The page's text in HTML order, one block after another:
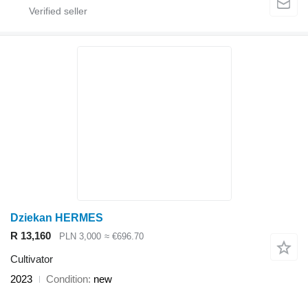
Dziekan HERMES
R 13,160
PLN 3,000 ≈ €696.70
Cultivator
2023
Condition new